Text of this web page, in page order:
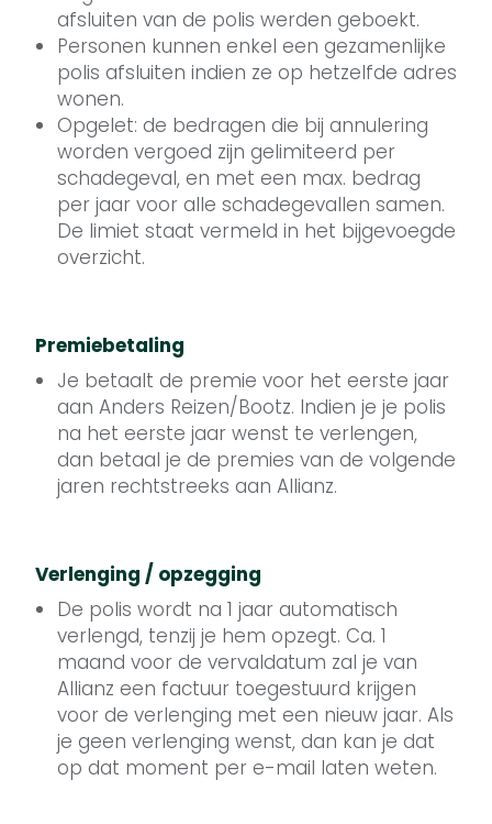
afsluiten van de polis werden geboekt.
Personen kunnen enkel een gezamenlijke
polis afsluiten indien ze op hetzelfde adres
wonen.
Opgelet: de bedragen die bij annulering
worden vergoed zijn gelimiteerd per
schadegeval, en met een max. bedrag
per jaar voor alle schadegevallen samen.
De limiet staat vermeld in het bijgevoegde
overzicht.
Premiebetaling
Je betaalt de premie voor het eerste jaar
aan Anders Reizen/Bootz. Indien je je polis
na het eerste jaar wenst te verlengen,
dan betaal je de premies van de volgende
jaren rechtstreeks aan Allianz.
Verlenging / opzegging
De polis wordt na 1 jaar automatisch
verlengd, tenzij je hem opzegt. Ca. 1
maand voor de vervaldatum zal je van
Allianz een factuur toegestuurd krijgen
voor de verlenging met een nieuw jaar. Als
je geen verlenging wenst, dan kan je dat
op dat moment per e-mail laten weten.